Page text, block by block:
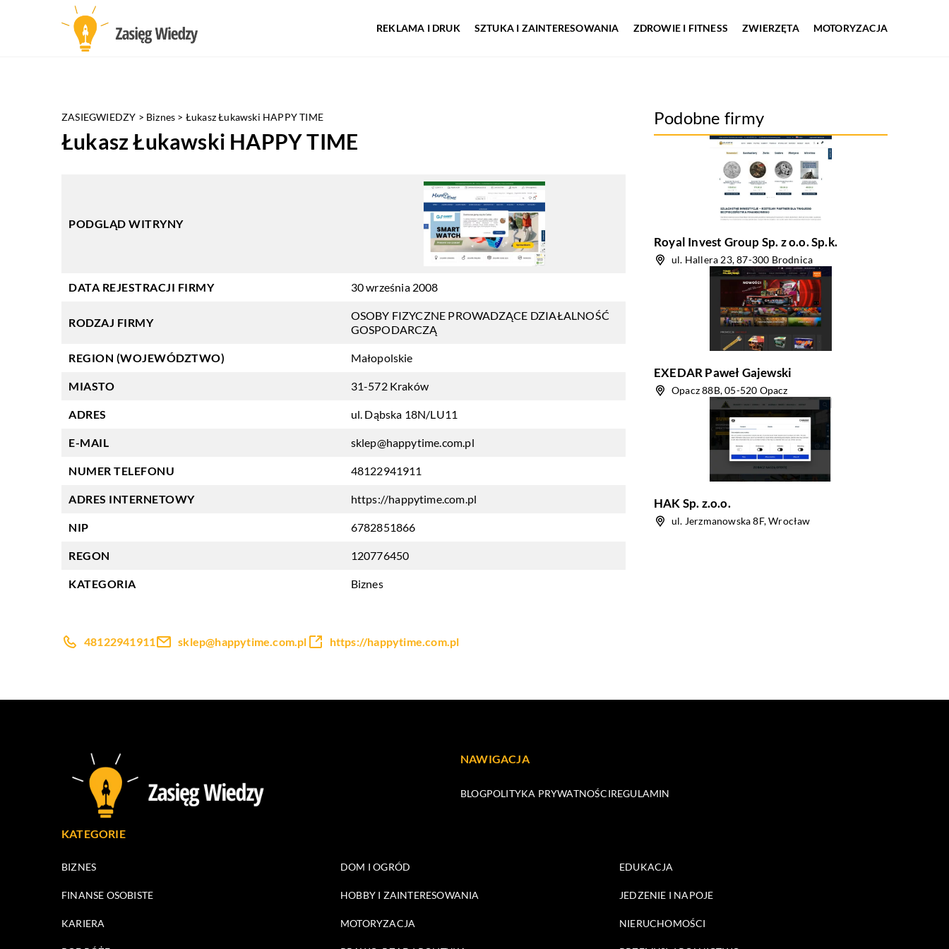
REKLAMA I DRUK SZTUKA I ZAINTERESOWANIA ZDROWIE I FITNESS ZWIERZĘTA MOTORYZACJA
ZASIEGWIEDZY > Biznes > Łukasz Łukawski HAPPY TIME
Łukasz Łukawski HAPPY TIME
PODGLĄD WITRYNY
DATA REJESTRACJI FIRMY 30 września 2008
RODZAJ FIRMY
OSOBY FIZYCZNE PROWADZĄCE DZIAŁALNOŚĆ
GOSPODARCZĄ
REGION (WOJEWÓDZTWO) Małopolskie
MIASTO 31-572 Kraków
ADRES ul. Dąbska 18N/LU11
E-MAIL sklep@happytime.com.pl
NUMER TELEFONU 48122941911
ADRES INTERNETOWY https://happytime.com.pl
NIP 6782851866
REGON 120776450
KATEGORIA Biznes
Podobne firmy
Royal Invest Group Sp. z o.o. Sp.k.
ul. Hallera 23, 87-300 Brodnica
EXEDAR Paweł Gajewski
Opacz 88B, 05-520 Opacz
HAK Sp. z.o.o.
ul. Jerzmanowska 8F, Wrocław
48122941911 sklep@happytime.com.pl https://happytime.com.pl
NAWIGACJA
BLOGPOLITYKA PRYWATNOŚCIREGULAMIN
KATEGORIE
BIZNES DOM I OGRÓD EDUKACJA
FINANSE OSOBISTE HOBBY I ZAINTERESOWANIA JEDZENIE I NAPOJE
KARIERA MOTORYZACJA NIERUCHOMOŚCI